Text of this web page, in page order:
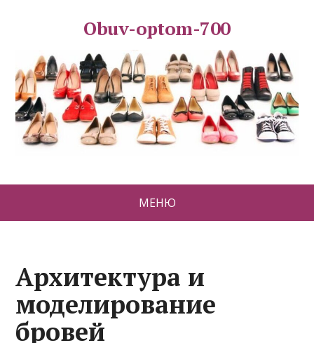
Obuv-optom-700
МЕНЮ
Архитектура и
моделирование
бровей